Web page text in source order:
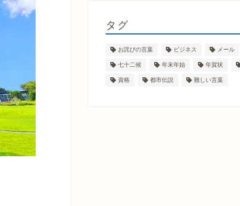
タグ
お詫びの言葉 ビジネス メール
七十二候 年末年始 年賀状
資格 都市伝説 難しい言葉